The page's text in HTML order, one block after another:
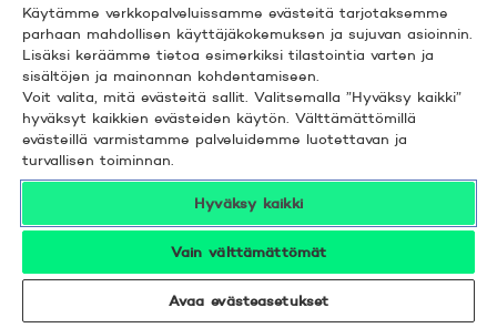
rahoitusvälineisiin. Kun asiakas on
vahvistanut yritysverkkopalvelussa
tutustuneensa arvopaperia, muuta
rahoitusvälinettä tai muun palvelun
suorittamista tai pankkia koskevaan
tietoon, kuten ehtoihin,
avaintietoesitteeseen ja rahaston
sääntöihin, tiedot katsotaan
annetuksi asiakkaalle.
Arvopaperi- ja muita
Käytämme verkkopalveluissamme evästeitä tarjotaksemme
parhaan mahdollisen käyttäjäkokemuksen ja sujuvan asioinnin.
Lisäksi keräämme tietoa esimerkiksi tilastointia varten ja
sisältöjen ja mainonnan kohdentamiseen.
Voit valita, mitä evästeitä sallit. Valitsemalla ”Hyväksy kaikki”
hyväksyt kaikkien evästeiden käytön. Välttämättömillä
evästeillä varmistamme palveluidemme luotettavan ja
turvallisen toiminnan.
Hyväksy kaikki
Vain välttämättömät
Avaa evästeasetukset